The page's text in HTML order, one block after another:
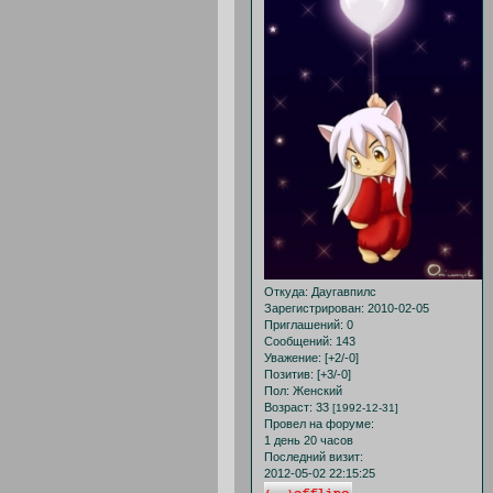
Откуда: Даугавпилс
Зарегистрирован: 2010-02-05
Приглашений: 0
Сообщений: 143
Уважение: [+2/-0]
Позитив: [+3/-0]
Пол: Женский
Возраст: 33 [1992-12-31]
Провел на форуме:
1 день 20 часов
Последний визит:
2012-05-02 22:15:25